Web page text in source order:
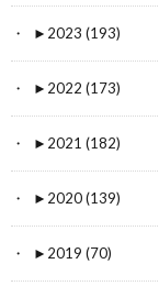
► 2023 (193)
► 2022 (173)
► 2021 (182)
► 2020 (139)
► 2019 (70)